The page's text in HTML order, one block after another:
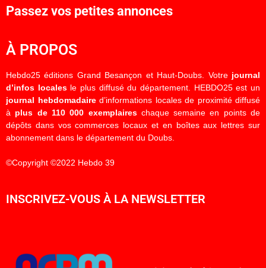
Passez vos petites annonces
À PROPOS
Hebdo25 éditions Grand Besançon et Haut-Doubs. Votre journal
d’infos localesle plus diffusé du département. HEBDO25 est un
journal hebdomadaired’informations locales de proximité diffusé
à plus de 110 000 exemplaireschaque semaine en points de
dépôts dans vos commerces locaux et en boîtes aux lettres sur
abonnement dans le département du Doubs.
©Copyright ©2022 Hebdo 39
INSCRIVEZ-VOUS À LA NEWSLETTER